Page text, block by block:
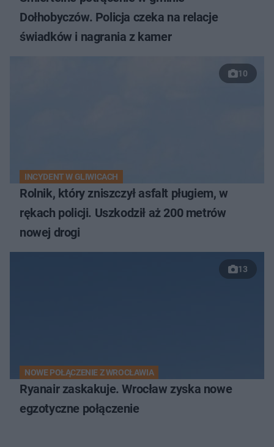
Dołhobyczów. Policja czeka na relacje
świadków i nagrania z kamer
10
INCYDENT W GLIWICACH
Rolnik, który zniszczył asfalt pługiem, w
rękach policji. Uszkodził aż 200 metrów
nowej drogi
13
NOWE POŁĄCZENIE Z WROCŁAWIA
Ryanair zaskakuje. Wrocław zyska nowe
egzotyczne połączenie